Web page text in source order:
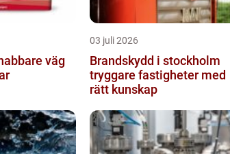
03 juli 2026
Brandskydd i stockholm
tryggare fastigheter med
rätt kunskap